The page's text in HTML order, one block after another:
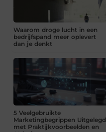
Waarom droge lucht in een
bedrijfspand meer oplevert
dan je denkt
5 Veelgebruikte
Marketingbegrippen Uitgelegd
met Praktijkvoorbeelden en